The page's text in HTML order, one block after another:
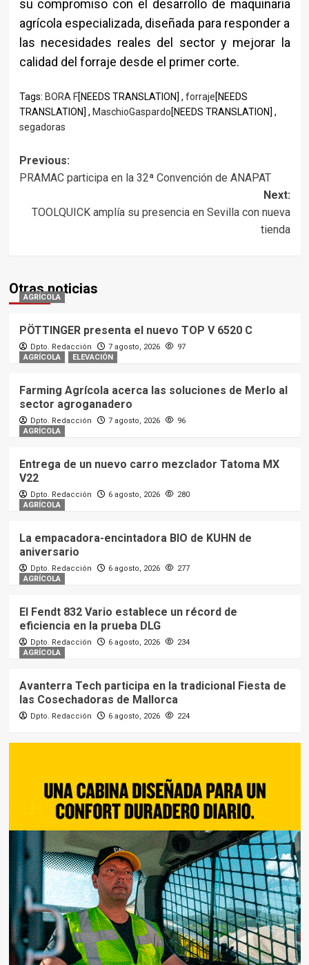
su compromiso con el desarrollo de maquinaria
agrícola especializada, diseñada para responder a
las necesidades reales del sector y mejorar la
calidad del forraje desde el primer corte.
Tags: BORA F[NEEDS TRANSLATION] , forraje[NEEDS
TRANSLATION] , MaschioGaspardo[NEEDS TRANSLATION] ,
segadoras
Post
navigation
Previous:
PRAMAC participa en la 32ª Convención de ANAPAT
Next:
TOOLQUICK amplía su presencia en Sevilla con nueva
tienda
Otras noticias
AGRÍCOLA
PÖTTINGER presenta el nuevo TOP V 6520 C
Dpto. Redacción 7 agosto, 2026
97
AGRÍCOLA
ELEVACIÓN
Farming Agrícola acerca las soluciones de Merlo al
sector agroganadero
Dpto. Redacción 7 agosto, 2026
96
AGRÍCOLA
Entrega de un nuevo carro mezclador Tatoma MX
V22
Dpto. Redacción 6 agosto, 2026
280
AGRÍCOLA
La empacadora-encintadora BIO de KUHN de
aniversario
Dpto. Redacción 6 agosto, 2026
277
AGRÍCOLA
El Fendt 832 Vario establece un récord de
eficiencia en la prueba DLG
Dpto. Redacción 6 agosto, 2026
234
AGRÍCOLA
Avanterra Tech participa en la tradicional Fiesta de
las Cosechadoras de Mallorca
Dpto. Redacción 6 agosto, 2026 224